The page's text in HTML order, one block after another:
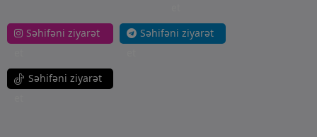
Səhifəni ziyarət
Səhifəni ziyarət
Səhifəni ziyarət